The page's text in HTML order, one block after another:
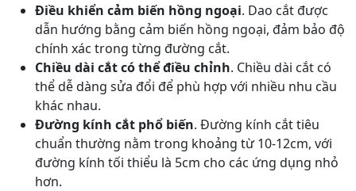
Điều khiển cảm biến hồng ngoại. Dao cắt được
dẫn hướng bằng cảm biến hồng ngoại, đảm bảo độ
chính xác trong từng đường cắt.
Chiều dài cắt có thể điều chỉnh. Chiều dài cắt có
thể dễ dàng sửa đổi để phù hợp với nhiều nhu cầu
khác nhau.
Đường kính cắt phổ biến. Đường kính cắt tiêu
chuẩn thường nằm trong khoảng từ 10-12cm, với
đường kính tối thiểu là 5cm cho các ứng dụng nhỏ
hơn.